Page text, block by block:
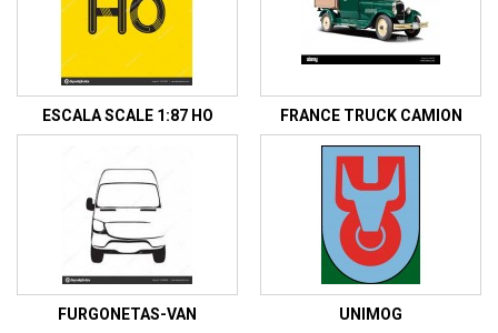
ESCALA SCALE 1:87 HO FRANCE TRUCK CAMION
FURGONETAS-VAN UNIMOG